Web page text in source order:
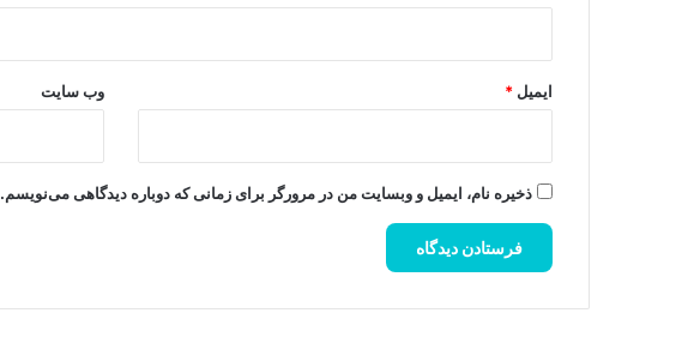
ایمیل * وب‌ سایت
ذخیره نام، ایمیل و وبسایت من در مرورگر برای زمانی که دوباره دیدگاهی می‌نویسم.